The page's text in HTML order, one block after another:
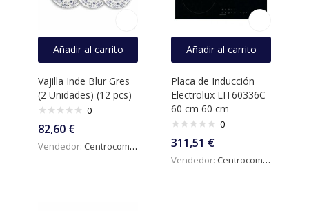
Recuérdame
¿Ha perdido la contraseña?
Añadir al carrito
Vajilla Inde Blur Gres
(2 Unidades) (12 pcs)
0
82,60 €
Vendedor: Centrocomercialdigital
Añadir al carrito
Placa de Inducción
Electrolux LIT60336C
60 cm 60 cm
0
311,51 €
Vendedor: Centrocomercialdigital